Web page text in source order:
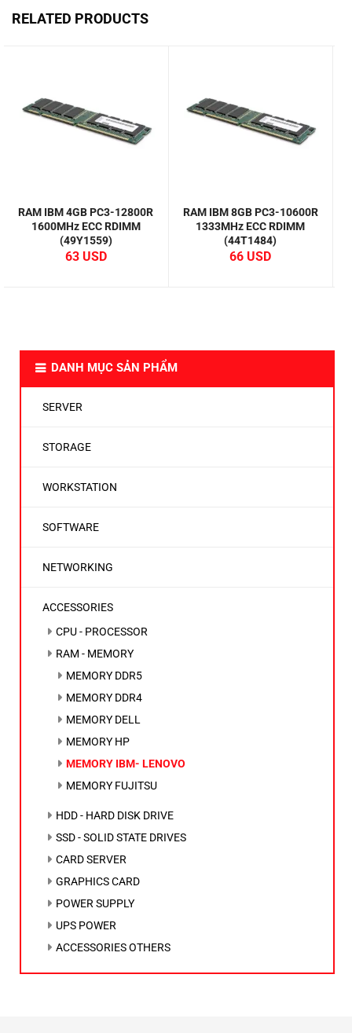
DANH MỤC SẢN PHẨM
SERVER
STORAGE
WORKSTATION
SOFTWARE
NETWORKING
ACCESSORIES
CPU - PROCESSOR
RAM - MEMORY
MEMORY DDR5
MEMORY DDR4
MEMORY DELL
MEMORY HP
MEMORY IBM- LENOVO
MEMORY FUJITSU
HDD - HARD DISK DRIVE
SSD - SOLID STATE DRIVES
CARD SERVER
GRAPHICS CARD
POWER SUPPLY
UPS POWER
ACCESSORIES OTHERS
RELATED PRODUCTS
RAM IBM 4GB PC3-12800R
1600MHz ECC RDIMM
(49Y1559)
63
RAM IBM 8GB PC3-10600R
1333MHz ECC RDIMM
(44T1484)
66